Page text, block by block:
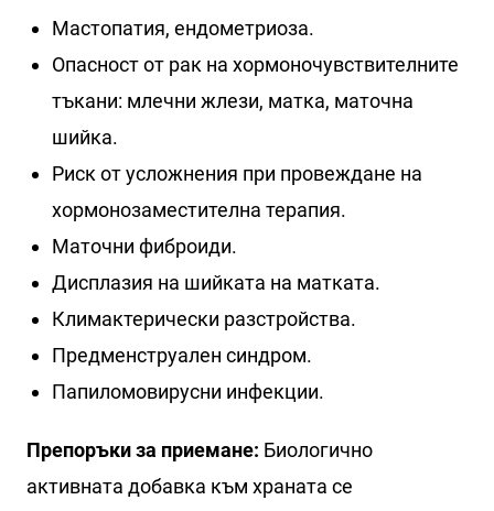
Мастопатия, ендометриоза.
Опасност от рак на хормоночувствителните
тъкани: млечни жлези, матка, маточна
шийка.
Риск от усложнения при провеждане на
хормонозаместителна терапия.
Маточни фиброиди.
Дисплазия на шийката на матката.
Климактерически разстройства.
Предменструален синдром.
Папиломовирусни инфекции.
Препоръки за приемане: Биологично
активната добавка към храната се